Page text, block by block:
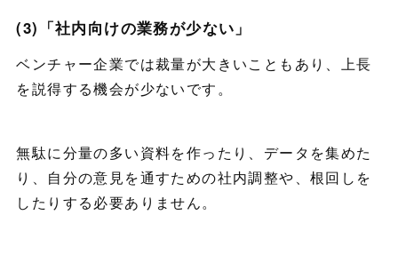
(3)「社内向けの業務が少ない」
ベンチャー企業では裁量が大きいこともあり、上長
を説得する機会が少ないです。
無駄に分量の多い資料を作ったり、データを集めた
り、自分の意見を通すための社内調整や、根回しを
したりする必要ありません。